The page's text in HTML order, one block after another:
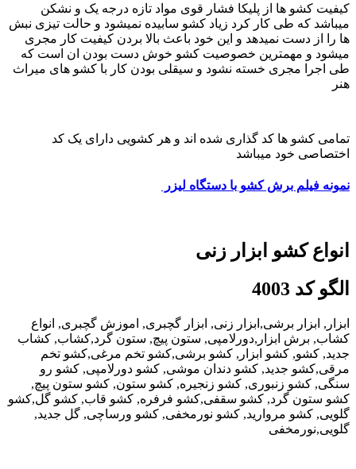
کیفیت کشو ها از پلیکا فشار قوی مواد تازه درجه یک و نشکن
میباشد که طی کار کرد زیاد کشو سابیده نمیشود و حالت تیزی نبش
ها را از دست نمیدهد و این خود باعث بالا بردن کیفیت کار مجری
میشود و مهمترین خصوصیت کشو خوش دست بودن ان است که
طی اجرا مجری خسته نشود و سیقلی بودن کار با کشو های میراث
هنر
تمامی کشو ها کد گذاری شده اند و هر کشویی دارای یک کد
اختصاصی خود میباشد
نمونه فیلم برش کشو با دستگاه لیزر
انواع کشو ابزار زنی
الگو کد 4003
ابزار, ابزار برشی,ابزار زنی, ابزار گچبری, اموزش گچبری, انواع
کشاب, برش ابزار,دورلامپی, ستون پیچ, ستون گرد,کشاب, کشاب
جدید, کشو, کشو ابزار, کشو برشی,کشو تخم مرغی,کشو تخم
مرقی,کشو جدید, کشو دندان موشی, کشو دورلامپی, کشو رو
سنگی, کشو زنبوری, کشو زنجیره, کشو ستون, کشو ستون پیچ,
کشو ستون گرد, کشو سقفی,کشو فرفره, کشو قاب, کشو گل,کشو
گلویی, کشو مروارید, کشو نورمخفی, کشو ورساچی, گل جدید,
گلویی,نورمخفی